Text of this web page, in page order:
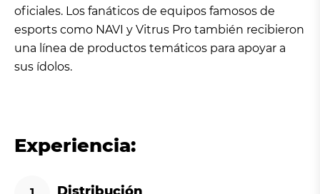
oficiales. Los fanáticos de equipos famosos de
esports como NAVI y Vitrus Pro también recibieron
una línea de productos temáticos para apoyar a
sus ídolos.
Experiencia: